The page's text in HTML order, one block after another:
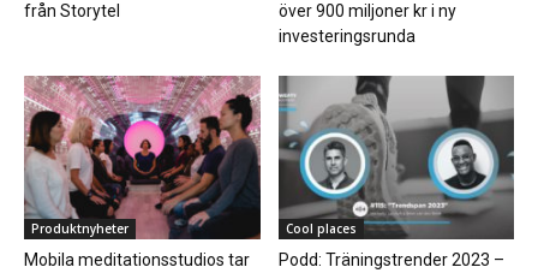
från Storytel
över 900 miljoner kr i ny
investeringsrunda
Produktnyheter
Mobila meditationsstudios tar
Cool places
Podd: Träningstrender 2023 –